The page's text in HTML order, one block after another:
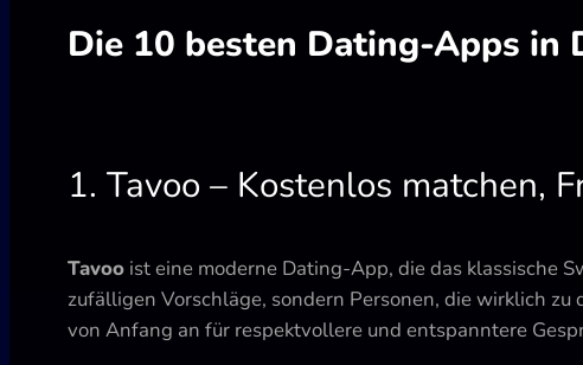
Die 10 besten Dating-Apps in
1. Tavoo – Kostenlos matchen,
Tavoo ist eine moderne Dating-App, die das klassische
zufälligen Vorschläge, sondern Personen, die wirklich
von Anfang an für respektvollere und entspanntere